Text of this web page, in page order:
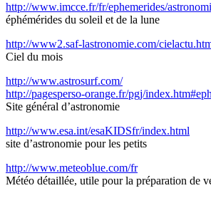
http://www.imcce.fr/fr/ephemerides/
éphémérides du soleil et de la lune
http://www2.saf-lastronomie.com/
Ciel du mois
http://www.astrosurf.com/
http://pagesperso-orange.fr/pgj/index.htm#eph
Site général d’astronomie
http://www.esa.int/esaKIDSfr/index.html
site d’astronomie pour les petits
http://www.meteoblue.com/fr
Météo détaillée, utile pour la préparation de